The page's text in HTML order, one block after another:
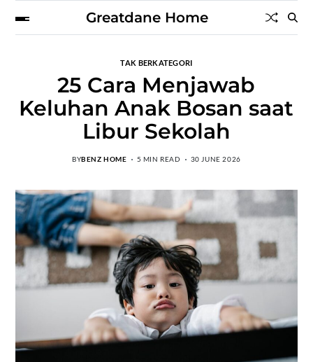
Greatdane Home
TAK BERKATEGORI
25 Cara Menjawab
Keluhan Anak Bosan saat
Libur Sekolah
BYBENZ HOME 5 MIN READ 30 JUNE 2026